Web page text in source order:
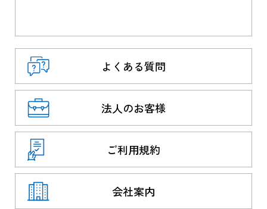
よくある質問
法人のお客様
ご利用規約
会社案内